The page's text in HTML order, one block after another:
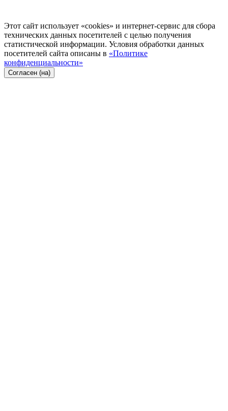
Этот сайт использует «cookies» и интернет-сервис для сбора
технических данных посетителей с целью получения
статистической информации. Условия обработки данных
посетителей сайта описаны в «Политике
конфиденциальности»
Согласен (на)